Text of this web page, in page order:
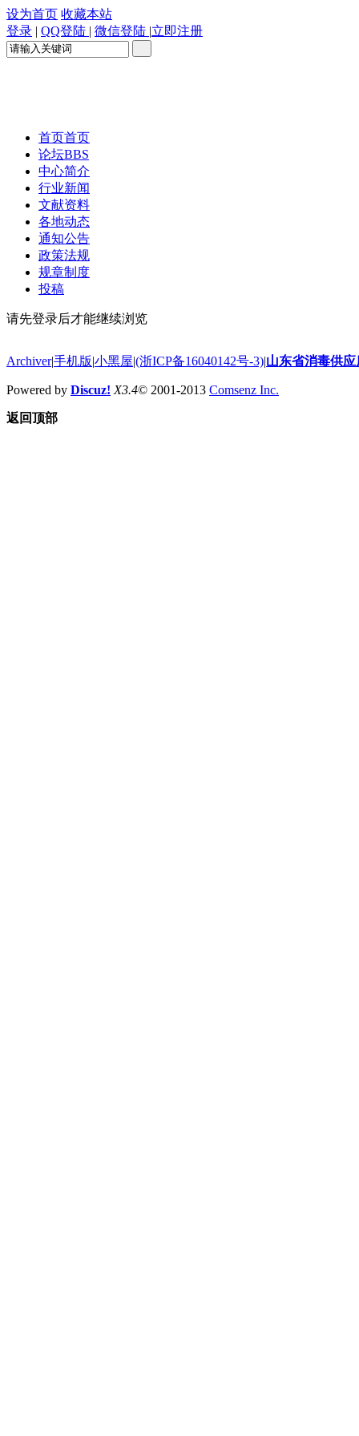
设为首页 收藏本站
登录 | QQ登陆 | 微信登陆 |立即注册
首页首页
论坛BBS
中心简介
行业新闻
文献资料
各地动态
通知公告
政策法规
规章制度
投稿
请先登录后才能继续浏览
Archiver|手机版|小黑屋|(浙ICP备16040142号-3)|山东省消毒供
Powered by Discuz! X3.4© 2001-2013 Comsenz Inc.
返回顶部